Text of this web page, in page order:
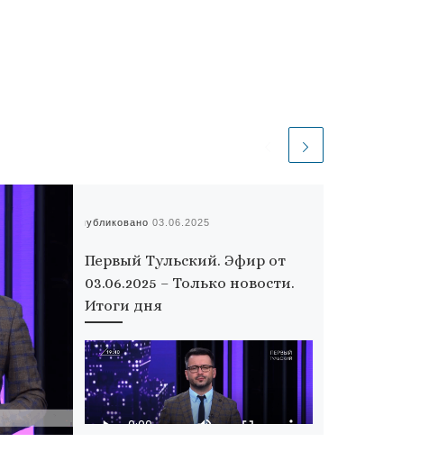
Опубликовано 03.06.2025
Первый Тульский. Эфир от
03.06.2025 – Только новости.
Итоги дня